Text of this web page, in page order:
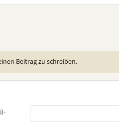
Beitrag zu schreiben.